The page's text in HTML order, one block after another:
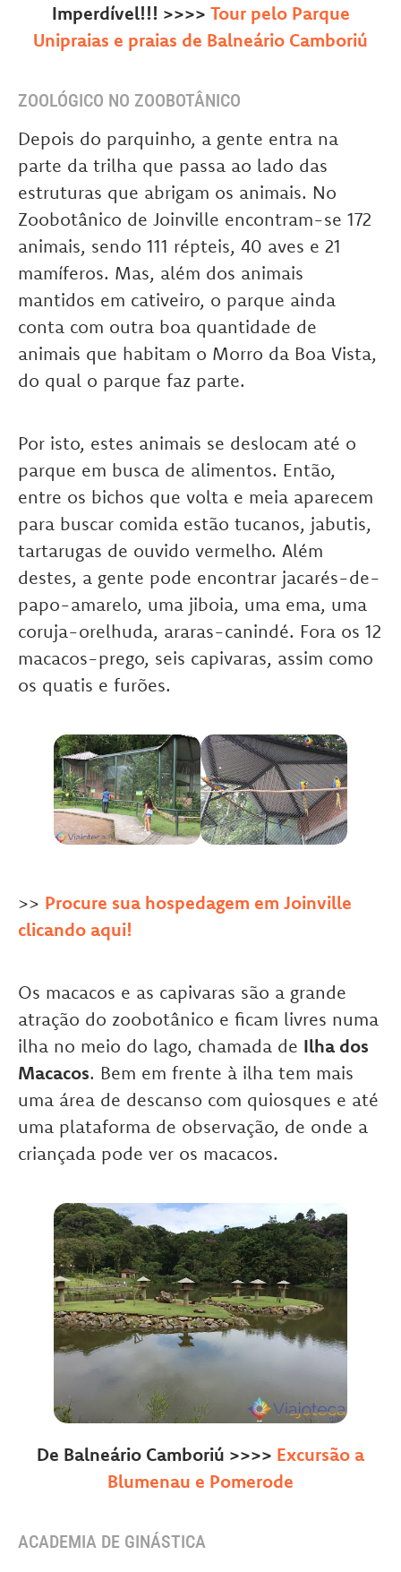
Imperdível!!! >>>> Tour pelo Parque
Unipraias e praias de Balneário Camboriú
ZOOLÓGICO NO ZOOBOTÂNICO
Depois do parquinho, a gente entra na
parte da trilha que passa ao lado das
estruturas que abrigam os animais. No
Zoobotânico de Joinville encontram-se 172
animais, sendo 111 répteis, 40 aves e 21
mamíferos. Mas, além dos animais
mantidos em cativeiro, o parque ainda
conta com outra boa quantidade de
animais que habitam o Morro da Boa Vista,
do qual o parque faz parte.
Por isto, estes animais se deslocam até o
parque em busca de alimentos. Então,
entre os bichos que volta e meia aparecem
para buscar comida estão tucanos, jabutis,
tartarugas de ouvido vermelho. Além
destes, a gente pode encontrar jacarés-de-
papo-amarelo, uma jiboia, uma ema, uma
coruja-orelhuda, araras-canindé. Fora os 12
macacos-prego, seis capivaras, assim como
os quatis e furões.
>> Procure sua hospedagem em Joinville
clicando aqui!
Os macacos e as capivaras são a grande
atração do zoobotânico e ficam livres numa
ilha no meio do lago, chamada de Ilha dos
Macacos. Bem em frente à ilha tem mais
uma área de descanso com quiosques e até
uma plataforma de observação, de onde a
criançada pode ver os macacos.
De Balneário Camboriú >>>> Excursão a
Blumenau e Pomerode
ACADEMIA DE GINÁSTICA